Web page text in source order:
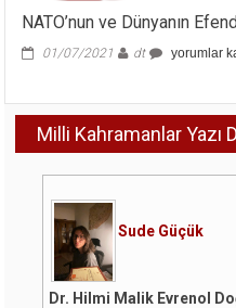
NATO’nun ve Dünyanın
01/07/2021 dt
NATO’nun
ABD?
yorumlar
Milli Kahramanlar Yazı
Sude Güçük
Dr. Hilmi Malik Evrenol